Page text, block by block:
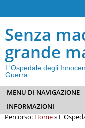
Senza
grande
L'Ospedale degli
Guerra
MENU DI NAVIGAZIONE
PRESENTAZIONE
L'OSPEDALE E LA
INFORMAZIONI
Percorso:Home»